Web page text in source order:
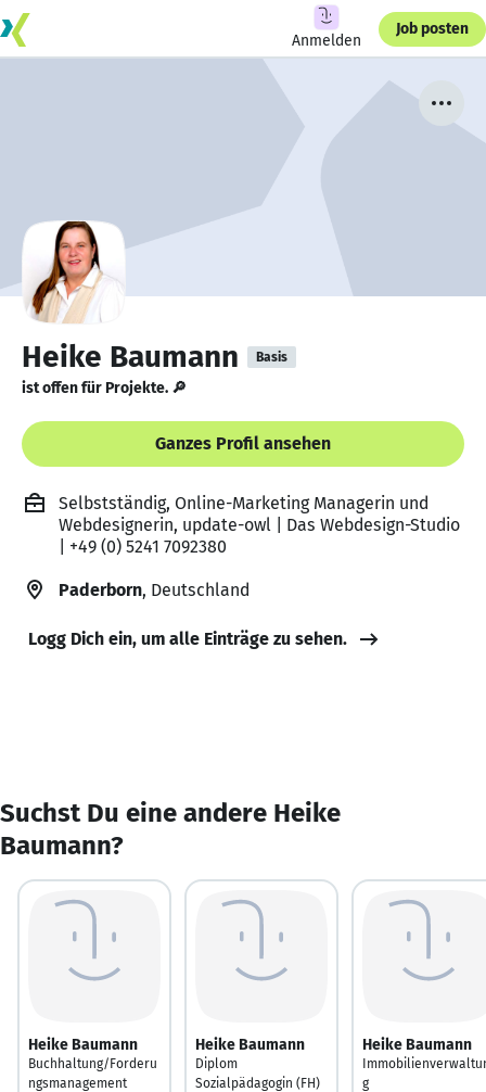
Anmelden
Job posten
Heike Baumann Basis
ist offen für Projekte. 🔎
Ganzes Profil ansehen
Selbstständig, Online-Marketing Managerin und
Webdesignerin, update-owl | Das Webdesign-Studio
| +49 (0) 5241 7092380
Paderborn, Deutschland
Logg Dich ein, um alle Einträge zu sehen.
Suchst Du eine andere Heike
Baumann?
Heike Baumann
Buchhaltung/Forderu
ngsmanagement
Heike Baumann
Diplom
Sozialpädagogin (FH)
Heike Baumann
g